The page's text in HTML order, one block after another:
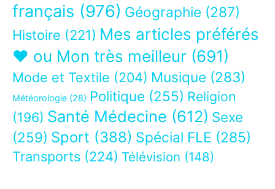
français (976) Géographie (287)
Histoire (221) Mes articles préférés
❤ ou Mon très meilleur (691)
Mode et Textile (204) Musique (283)
Météorologie (28) Politique (255) Religion
(196) Santé Médecine (612) Sexe
(259) Sport (388) Spécial FLE (285)
Transports (224) Télévision (148)